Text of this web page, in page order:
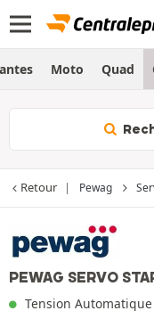
Moto Quad
Retour Pewag
PEWAG SERVO
Tension Automatique